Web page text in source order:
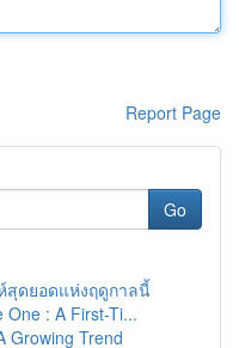
Report Page
Go
สุดยอดแห่งฤดูกาลนี้
One : A First-Ti...
Growing Trend